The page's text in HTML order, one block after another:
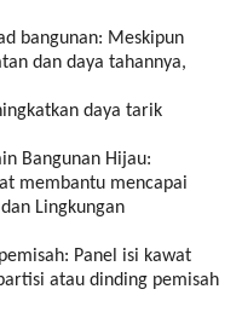
bangunan: Meskipun
dan daya tahannya,
daya tarik
Bangunan Hijau:
membantu mencapai
Lingkungan
Panel isi kawat
atau dinding pemisah